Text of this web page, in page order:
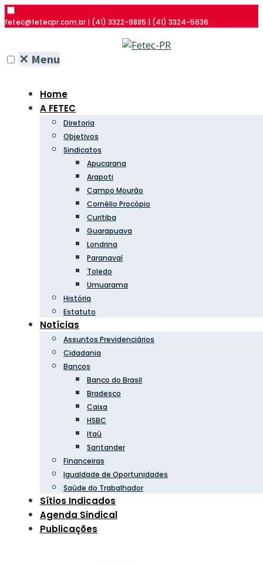
fetec@fetecpr.com.br | (41) 3322-9885 | (41) 3324-5636
✕ Menu
Home
A FETEC
Diretoria
Objetivos
Sindicatos
Apucarana
Arapoti
Campo Mourão
Cornélio Procópio
Curitiba
Guarapuava
Londrina
Paranavaí
Toledo
Umuarama
História
Estatuto
Notícias
Assuntos Previdenciários
Cidadania
Bancos
Banco do Brasil
Bradesco
Caixa
HSBC
Itaú
Santander
Financeiras
Igualdade de Oportunidades
Saúde do Trabalhador
Sítios Indicados
Agenda Sindical
Publicações